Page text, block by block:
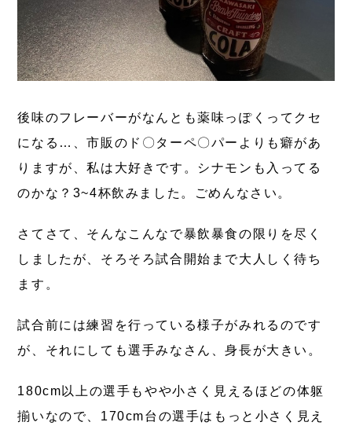
後味のフレーバーがなんとも薬味っぽくってクセ
になる…、市販のド〇ターペ〇パーよりも癖があ
りますが、私は大好きです。シナモンも入ってる
のかな？3~4杯飲みました。ごめんなさい。
さてさて、そんなこんなで暴飲暴食の限りを尽く
しましたが、そろそろ試合開始まで大人しく待ち
ます。
試合前には練習を行っている様子がみれるのです
が、 それにしても選手みなさん、身長が大きい。
180cm以上の選手もやや小さく見えるほどの体躯
揃いなので、170cm台の選手はもっと小さく見え